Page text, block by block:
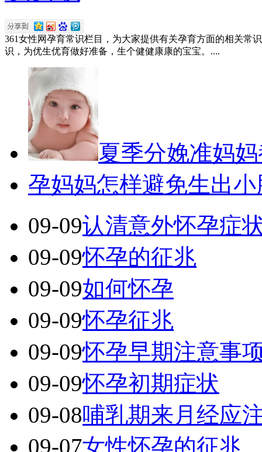
361女性网孕育常识栏目，为大家提供有关孕育方面的相关常
识，为优生优育做好准备，生个健健康康的宝宝。....
夏季分娩准妈
孕妈妈怎样避免生出小
09-09认清意外怀孕症
09-09怀孕的征兆
09-09如何怀孕
09-09怀孕征兆
09-09怀孕早期注意事
09-09怀孕初期症状
09-08哺乳期来月经应
09-07女性怀孕的征兆